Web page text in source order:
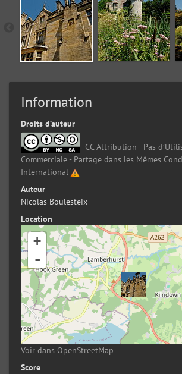
Information
Droits d’auteur
CC Attribution - Pas
Commerciale - Partage dans les Mêmes
International
Auteur
Nicolas Boulesteix
Location
+
-
Voir dans OpenStreetMap
Score